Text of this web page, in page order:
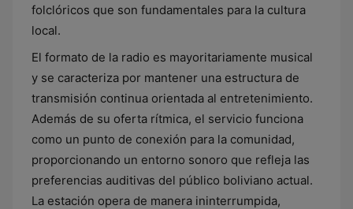
folclóricos que son fundamentales para la cultura
local.
El formato de la radio es mayoritariamente musical
y se caracteriza por mantener una estructura de
transmisión continua orientada al entretenimiento.
Además de su oferta rítmica, el servicio funciona
como un punto de conexión para la comunidad,
proporcionando un entorno sonoro que refleja las
preferencias auditivas del público boliviano actual.
La estación opera de manera ininterrumpida,